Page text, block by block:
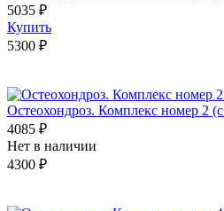
5035 ₽
Купить
5300 ₽
Остеохондроз. Комплекс номер 2
4085 ₽
Нет в наличии
4300 ₽